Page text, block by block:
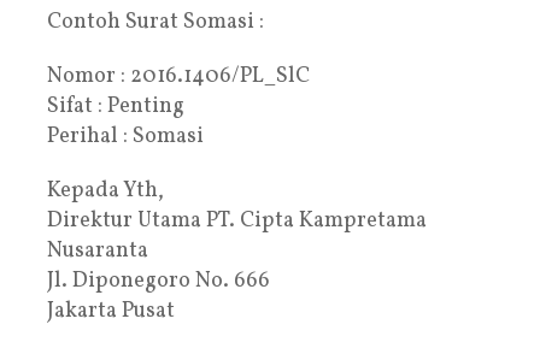
Contoh Surat Somasi :
Nomor : 2016.1406/PL_SlC
Sifat : Penting
Perihal : Somasi
Kepada Yth,
Direktur Utama PT. Cipta Kampretama
Nusaranta
Jl. Diponegoro No. 666
Jakarta Pusat